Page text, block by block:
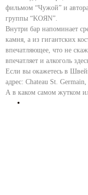
фильмом “Чужой” и
группы “KOЯN”.
Внутри бар напоминает
камня, а из гигантских
впечатляющее, что не
впечатляет и алкоголь
Если вы окажетесь в
адрес: Chateau St.
А в каком самом жутком